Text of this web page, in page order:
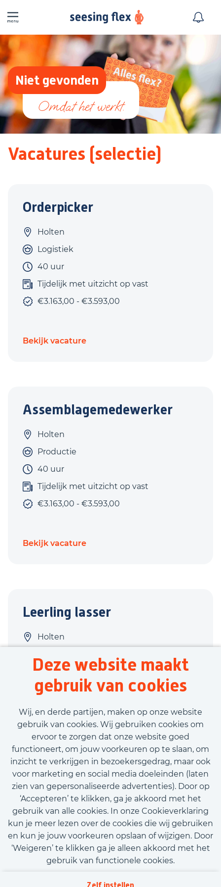
Deze website maakt
gebruik van cookies
Wij, en derde partijen, maken op onze website
gebruik van cookies. Wij gebruiken cookies om
ervoor te zorgen dat onze website goed
functioneert, om jouw voorkeuren op te slaan, om
inzicht te verkrijgen in bezoekersgedrag, maar ook
voor marketing en social media doeleinden (laten
zien van gepersonaliseerde advertenties). Door op
‘Accepteren’ te klikken, ga je akkoord met het
gebruik van alle cookies. In onze Cookieverklaring
kun je meer lezen over de cookies die wij gebruiken
en kun je jouw voorkeuren opslaan of wijzigen. Door
‘Weigeren’ te klikken ga je alleen akkoord met het
gebruik van functionele cookies.
Niet gevonden
Vacatures (selectie)
Orderpicker
Holten
Logistiek
40 uur
Tijdelijk met uitzicht op vast
€3.163,00 - €3.593,00
Bekijk vacature
Assemblagemedewerker
Holten
Productie
40 uur
Tijdelijk met uitzicht op vast
€3.163,00 - €3.593,00
Bekijk vacature
Leerling lasser
Holten
40 uur
Tijdelijk met uitzicht op vast
€3.163,00 - €3.593,00
Bekijk vacature
Call-to-action bij meer vacatures
Kom met ons in contact